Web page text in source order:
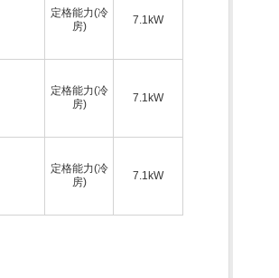
定格能力(冷
房)
7.1kW
定格能力(冷
房)
7.1kW
定格能力(冷
房)
7.1kW